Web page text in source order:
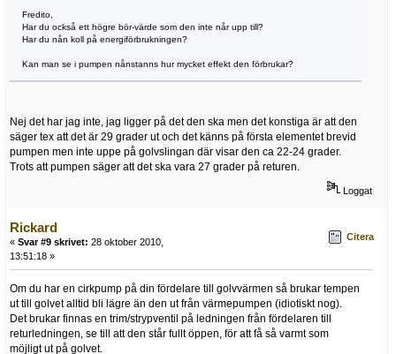
Fredito,
Har du också ett högre bör-värde som den inte når upp till?
Har du nån koll på energiförbrukningen?
Kan man se i pumpen nånstanns hur mycket effekt den förbrukar?
Nej det har jag inte, jag ligger på det den ska men det konstiga är att den
säger tex att det är 29 grader ut och det känns på första elementet brevid
pumpen men inte uppe på golvslingan där visar den ca 22-24 grader.
Trots att pumpen säger att det ska vara 27 grader på returen.
Loggat
Rickard
« Svar #9 skrivet: 28 oktober 2010,
13:51:18 »
Citera
Om du har en cirkpump på din fördelare till golvvärmen så brukar tempen
ut till golvet alltid bli lägre än den ut från värmepumpen (idiotiskt nog).
Det brukar finnas en trim/strypventil på ledningen från fördelaren till
returledningen, se till att den står fullt öppen, för att få så varmt som
möjligt ut på golvet.